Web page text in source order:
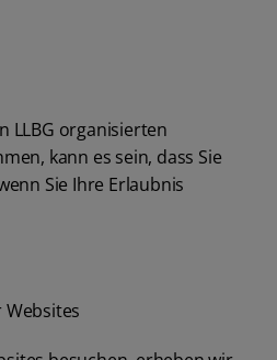
LLBG organisierten
kann es sein, dass Sie
Sie Ihre Erlaubnis
Websites